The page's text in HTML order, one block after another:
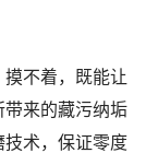
不着，既能让
带来的藏污纳垢
技术，保证零度